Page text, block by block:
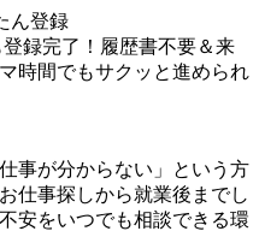
ん登録
録完了！履歴書不要＆来
時間でもサクッと進められ
事が分からない」という方
仕事探しから就業後までし
安をいつでも相談できる環